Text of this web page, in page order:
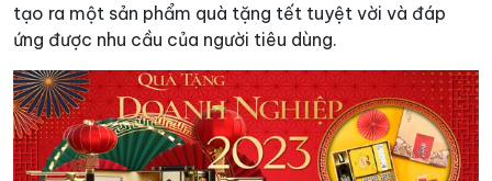
tạo ra một sản phẩm quà tặng tết tuyệt vời và đáp
ứng được nhu cầu của người tiêu dùng.